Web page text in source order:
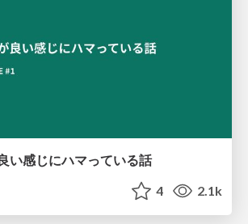
い感じにハマっている話
4 2.1k